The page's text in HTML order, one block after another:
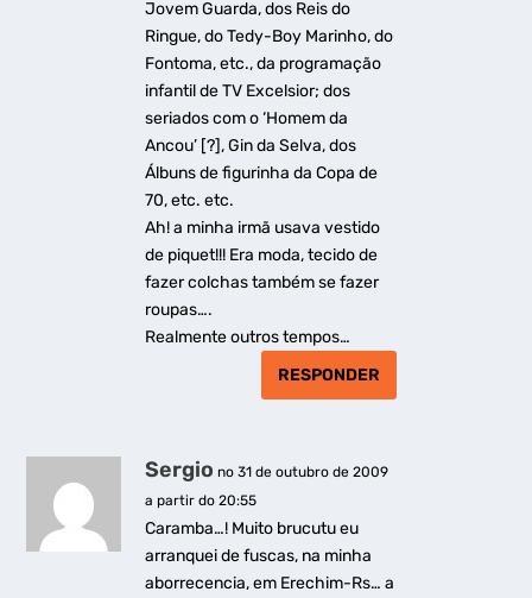
Jovem Guarda, dos Reis do
Ringue, do Tedy-Boy Marinho, do
Fontoma, etc., da programação
infantil de TV Excelsior; dos
seriados com o ‘Homem da
Ancou’ [?], Gin da Selva, dos
Álbuns de figurinha da Copa de
70, etc. etc.
Ah! a minha irmã usava vestido
de piquet!!! Era moda, tecido de
fazer colchas também se fazer
roupas….
Realmente outros tempos…
RESPONDER
Sergio no 31 de outubro de 2009
a partir do 20:55
Caramba…! Muito brucutu eu
arranquei de fuscas, na minha
aborrecencia, em Erechim-Rs… a